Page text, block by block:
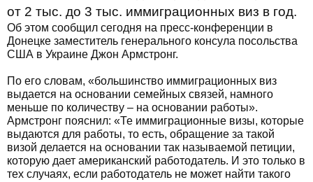
от 2 тыс. до 3 тыс. иммиграционных виз в год.
Об этом сообщил сегодня на пресс-конференции в
Донецке заместитель генерального консула посольства
США в Украине Джон Армстронг.
По его словам, «большинство иммиграционных виз
выдается на основании семейных связей, намного
меньше по количеству – на основании работы».
Армстронг пояснил: «Те иммиграционные визы, которые
выдаются для работы, то есть, обращение за такой
визой делается на основании так называемой петиции,
которую дает американский работодатель. И это только в
тех случаях, если работодатель не может найти такого